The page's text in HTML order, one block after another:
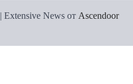
| Extensive News от Ascendoor